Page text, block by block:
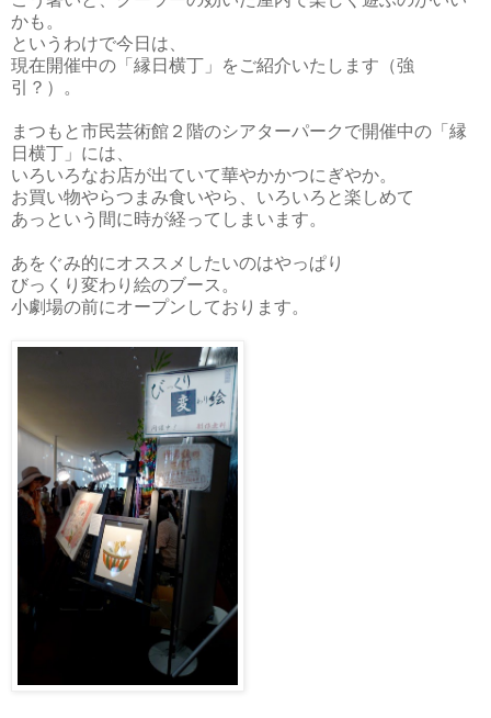
かも。
というわけで今日は、
現在開催中の「縁日横丁」をご紹介いたします（強
引？）。
まつもと市民芸術館２階のシアターパークで開催中の「縁
日横丁」には、
いろいろなお店が出ていて華やかかつにぎやか。
お買い物やらつまみ食いやら、いろいろと楽しめて
あっという間に時が経ってしまいます。
あをぐみ的にオススメしたいのはやっぱり
びっくり変わり絵のブース。
小劇場の前にオープンしております。